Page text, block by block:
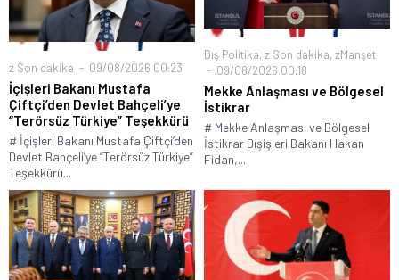
z Son dakika 09/08/2026 00:23
İçişleri Bakanı Mustafa
Çiftçi’den Devlet Bahçeli’ye
“Terörsüz Türkiye” Teşekkürü
# İçişleri Bakanı Mustafa Çiftçi’den
Devlet Bahçeli’ye “Terörsüz Türkiye”
Teşekkürü...
Dış Politika, z Son dakika, zManşet
09/08/2026 00:18
Mekke Anlaşması ve Bölgesel
İstikrar
# Mekke Anlaşması ve Bölgesel
İstikrar Dışişleri Bakanı Hakan
Fidan,...